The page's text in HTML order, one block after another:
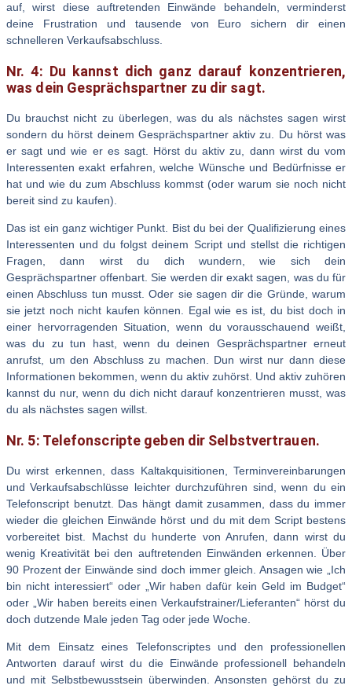
auf, wirst diese auftretenden Einwände behandeln, verminderst
deine Frustration und tausende von Euro sichern dir einen
schnelleren Verkaufsabschluss.
Nr. 4: Du kannst dich ganz darauf konzentrieren,
was dein Gesprächspartner zu dir sagt.
Du brauchst nicht zu überlegen, was du als nächstes sagen wirst
sondern du hörst deinem Gesprächspartner aktiv zu. Du hörst was
er sagt und wie er es sagt. Hörst du aktiv zu, dann wirst du vom
Interessenten exakt erfahren, welche Wünsche und Bedürfnisse er
hat und wie du zum Abschluss kommst (oder warum sie noch nicht
bereit sind zu kaufen).
Das ist ein ganz wichtiger Punkt. Bist du bei der Qualifizierung eines
Interessenten und du folgst deinem Script und stellst die richtigen
Fragen, dann wirst du dich wundern, wie sich dein
Gesprächspartner offenbart. Sie werden dir exakt sagen, was du für
einen Abschluss tun musst. Oder sie sagen dir die Gründe, warum
sie jetzt noch nicht kaufen können. Egal wie es ist, du bist doch in
einer hervorragenden Situation, wenn du vorausschauend weißt,
was du zu tun hast, wenn du deinen Gesprächspartner erneut
anrufst, um den Abschluss zu machen. Dun wirst nur dann diese
Informationen bekommen, wenn du aktiv zuhörst. Und aktiv zuhören
kannst du nur, wenn du dich nicht darauf konzentrieren musst, was
du als nächstes sagen willst.
Nr. 5: Telefonscripte geben dir Selbstvertrauen.
Du wirst erkennen, dass Kaltakquisitionen, Terminvereinbarungen
und Verkaufsabschlüsse leichter durchzuführen sind, wenn du ein
Telefonscript benutzt. Das hängt damit zusammen, dass du immer
wieder die gleichen Einwände hörst und du mit dem Script bestens
vorbereitet bist. Machst du hunderte von Anrufen, dann wirst du
wenig Kreativität bei den auftretenden Einwänden erkennen. Über
90 Prozent der Einwände sind doch immer gleich. Ansagen wie „Ich
bin nicht interessiert“ oder „Wir haben dafür kein Geld im Budget“
oder „Wir haben bereits einen Verkaufstrainer/Lieferanten“ hörst du
doch dutzende Male jeden Tag oder jede Woche.
Mit dem Einsatz eines Telefonscriptes und den professionellen
Antworten darauf wirst du die Einwände professionell behandeln
und mit Selbstbewusstsein überwinden. Ansonsten gehörst du zu